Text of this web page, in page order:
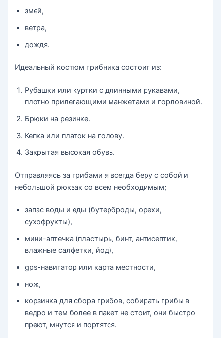
змей,
ветра,
дождя.
Идеальный костюм грибника состоит из:
Рубашки или куртки с длинными рукавами,
плотно прилегающими манжетами и горловиной.
Брюки на резинке.
Кепка или платок на голову.
Закрытая высокая обувь.
Отправляясь за грибами я всегда беру с собой и
небольшой рюкзак со всем необходимым;
запас воды и еды (бутерброды, орехи,
сухофрукты),
мини-аптечка (пластырь, бинт, антисептик,
влажные салфетки, йод),
gps-навигатор или карта местности,
нож,
корзинка для сбора грибов, собирать грибы в
ведро и тем более в пакет не стоит, они быстро
преют, мнутся и портятся.